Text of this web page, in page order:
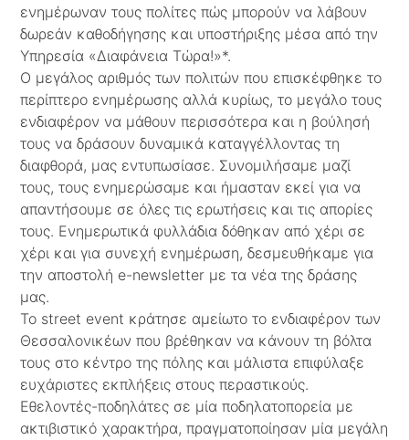
ενημέρωναν τους πολίτες πώς μπορούν να λάβουν
δωρεάν καθοδήγησης και υποστήριξης μέσα από την
Υπηρεσία «Διαφάνεια Τώρα!»*.
Ο μεγάλος αριθμός των πολιτών που επισκέφθηκε το
περίπτερο ενημέρωσης αλλά κυρίως, το μεγάλο τους
ενδιαφέρον να μάθουν περισσότερα και η βούλησή
τους να δράσουν δυναμικά καταγγέλλοντας τη
διαφθορά, μας εντυπωσίασε. Συνομιλήσαμε μαζί
τους, τους ενημερώσαμε και ήμασταν εκεί για να
απαντήσουμε σε όλες τις ερωτήσεις και τις απορίες
τους. Ενημερωτικά φυλλάδια δόθηκαν από χέρι σε
χέρι και για συνεχή ενημέρωση, δεσμευθήκαμε για
την αποστολή e-newsletter με τα νέα της δράσης
μας.
Το street event κράτησε αμείωτο το ενδιαφέρον των
Θεσσαλονικέων που βρέθηκαν να κάνουν τη βόλτα
τους στο κέντρο της πόλης και μάλιστα επιφύλαξε
ευχάριστες εκπλήξεις στους περαστικούς.
Εθελοντές-ποδηλάτες σε μία ποδηλατοπορεία με
ακτιβιστικό χαρακτήρα, πραγματοποίησαν μία μεγάλη